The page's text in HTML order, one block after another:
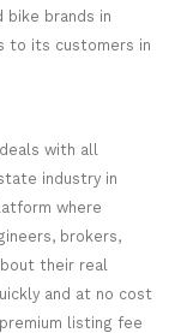
bike brands in
to its customers in
with all
industry in
where
brokers,
their real
and at no cost
listing fee